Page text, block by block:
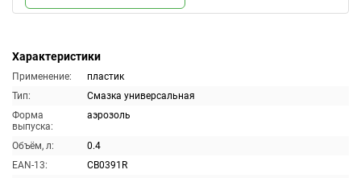
Характеристики
Применение:
пластик
Тип:
Смазка универсальная
Форма
выпуска:
аэрозоль
Объём, л:
0.4
EAN-13:
CB0391R